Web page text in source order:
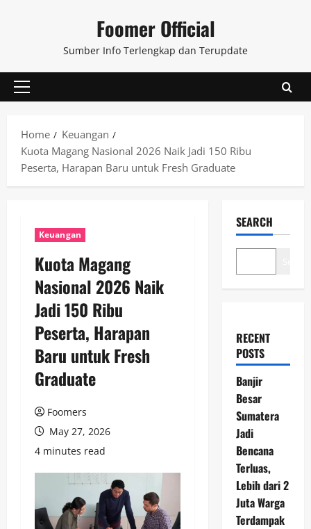
Foomer Official
Sumber Info Terlengkap dan Terupdate
Primary
Home
Keuangan
Kuota Magang Nasional 2026 Naik Jadi 150 Ribu
Peserta, Harapan Baru untuk Fresh Graduate
Keuangan
Kuota Magang
Nasional 2026 Naik
Jadi 150 Ribu
Peserta, Harapan
Baru untuk Fresh
Graduate
Foomers
May 27, 2026
4 minutes read
SEARCH
RECENT
POSTS
Banjir
Besar
Sumatera
Jadi
Bencana
Terluas,
Lebih dari 2
Juta Warga
Terdampak